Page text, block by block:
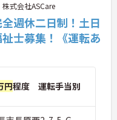
株式会社ASCare
週休二日制！土日
士募集！《運転あ
円程度 運転手当別